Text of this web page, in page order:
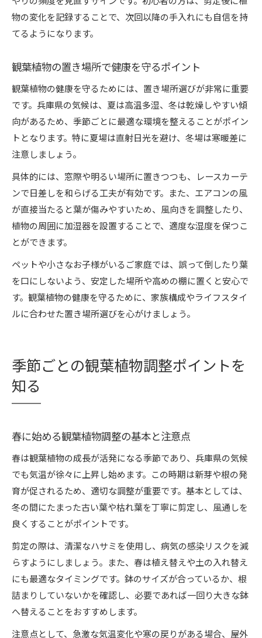
物の変化を記録することで、次回以降の手入れにも自信を持
てるようになります。
観葉植物の置き場所で健康を守るポイント
観葉植物の健康を守るためには、置き場所選びが非常に重要
です。兵庫県の気候は、夏は高温多湿、冬は乾燥しやすい傾
向があるため、季節ごとに最適な環境を整えることがポイン
トとなります。特に夏場は直射日光を避け、冬場は寒暖差に
注意しましょう。
具体的には、窓際や明るい場所に置きつつも、レースカーテ
ンで日差しを和らげる工夫が有効です。また、エアコンの風
が直接当たると葉が傷みやすいため、風向きを調整したり、
植物の周囲に加湿器を設置することで、適度な湿度を保つこ
とができます。
ペットや小さなお子様がいるご家庭では、誤って倒したり葉
を口にしないよう、安定した場所や高めの棚に置くと安心で
す。観葉植物の健康を守るために、家族構成やライフスタイ
ルに合わせた置き場所選びを心がけましょう。
季節ごとの観葉植物調整ポイントを
知る
春に始める観葉植物調整の基本と注意点
春は観葉植物の成長が活発になる季節であり、兵庫県の気候
でも気温が徐々に上昇し始めます。この時期は新芽や根の発
育が促されるため、適切な調整が重要です。基本としては、
冬の間にたまった古い葉や枯れ葉を丁寧に剪定し、風通しを
良くすることがポイントです。
剪定の際は、清潔なハサミを使用し、病気の感染リスクを減
らすようにしましょう。また、春は植え替えや土の入れ替え
にも最適なタイミングです。鉢のサイズが合っているか、根
詰まりしていないかを確認し、必要であれば一回り大きな鉢
へ替えることをおすすめします。
注意点として、急激な気温変化や寒の戻りがある場合、屋外